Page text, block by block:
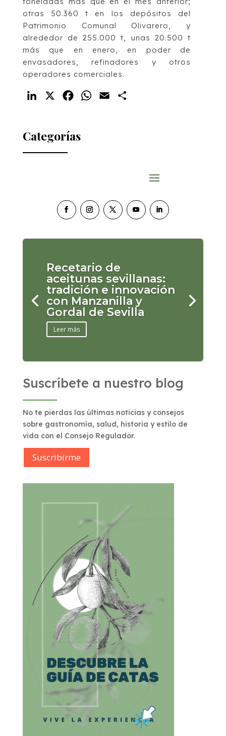
otras 50.360 t en los depósitos del
Patrimonio Comunal Olivarero, y
alrededor de 255.000 t, unas 20.500 t
más que en enero, en poder de
envasadores, refinadores y otros
operadores comerciales.
LinkedIn FacebookWhatsApp
Email
Categorías
Recetario de
aceitunas sevillanas:
tradición e innovación
con Manzanilla y
Gordal de Sevilla
Leer más
Suscríbete a nuestro blog
No te pierdas las últimas noticias y consejos
sobre gastronomía, salud, historia y estilo de
vida con el Consejo Regulador.
Suscribírme